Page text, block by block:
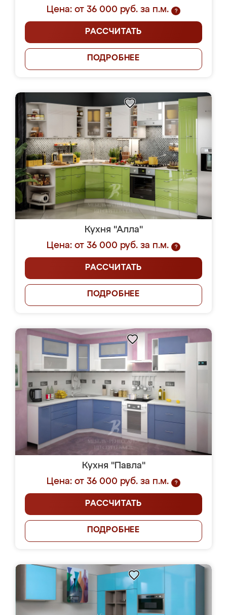
Цена: от 36 000 руб. за п.м.
?
РАССЧИТАТЬ
ПОДРОБНЕЕ
Кухня "Алла"
Цена: от 36 000 руб. за п.м.
?
РАССЧИТАТЬ
ПОДРОБНЕЕ
Кухня "Павла"
Цена: от 36 000 руб. за п.м.
?
РАССЧИТАТЬ
ПОДРОБНЕЕ